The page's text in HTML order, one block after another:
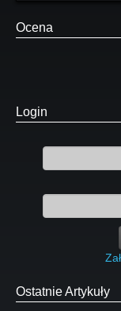
Ocena
Login
Ostatnie Artykuły